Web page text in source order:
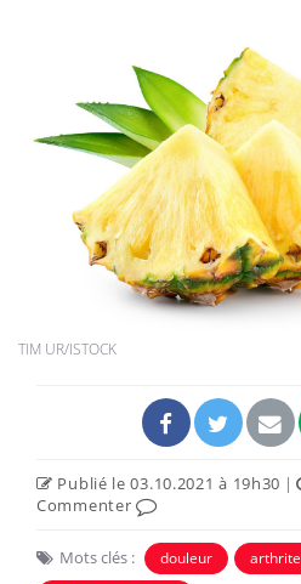
TIM UR/ISTOCK
Publié le 03.10.2021 à 19h30 |
Commenter
Mots clés : douleur arthrite